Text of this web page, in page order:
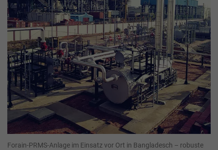
Forain-PRMS-Anlage im Einsatz vor Ort in Bangladesch – robuste